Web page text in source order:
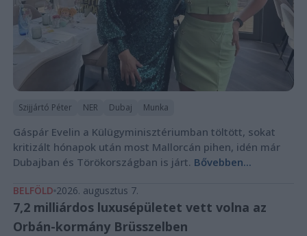
Szijjártó Péter NER Dubaj Munka
Gáspár Evelin a Külügyminisztériumban töltött, sokat
kritizált hónapok után most Mallorcán pihen, idén már
Dubajban és Törökországban is járt. Bővebben...
BELFÖLD 2026. augusztus 7.
7,2 milliárdos luxusépületet vett volna az
Orbán-kormány Brüsszelben